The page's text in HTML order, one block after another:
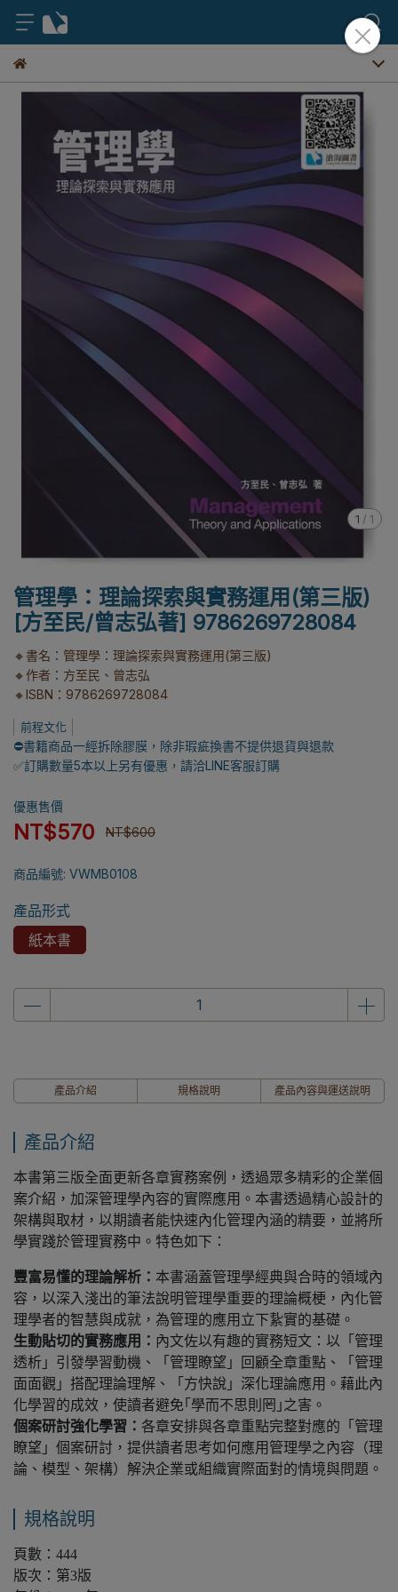
1 / 1
管理學：理論探索與實務運用(第三版)
[方至民/曾志弘著] 9786269728084
🔸書名：管理學：理論探索與實務運用(第三版)
🔸作者：方至民、曾志弘
🔸ISBN：9786269728084
前程文化
⛔書籍商品一經拆除膠膜，除非瑕疵換書不提供退貨與退款
✅訂購數量5本以上另有優惠，請洽LINE客服訂購
優惠售價
NT$570 NT$600
商品編號: VWMB0108
產品形式
紙本書
產品介紹 規格說明 產品內容與運送說明
產品介紹
本書第三版全面更新各章實務案例，透過眾多精彩的企業個
案介紹，加深管理學內容的實際應用。本書透過精心設計的
架構與取材，以期讀者能快速內化管理內涵的精要，並將所
學實踐於管理實務中。特色如下：
豐富易懂的理論解析： 本書涵蓋管理學經典與合時的領域內
容，以深入淺出的筆法說明管理學重要的理論概梗，內化管
理學者的智慧與成就，為管理的應用立下紥實的基礎。
生動貼切的實務應用： 內文佐以有趣的實務短文：以「管理
透析」引發學習動機、「管理瞭望」回顧全章重點、「管理
面面觀」搭配理論理解、「方快說」深化理論應用。藉此內
化學習的成效，使讀者避免｢學而不思則罔｣之害。
個案研討強化學習： 各章安排與各章重點完整對應的「管理
瞭望」個案研討，提供讀者思考如何應用管理學之內容（理
論、模型、架構）解決企業或組織實際面對的情境與問題。
規格說明
頁數：444
版次：第3版